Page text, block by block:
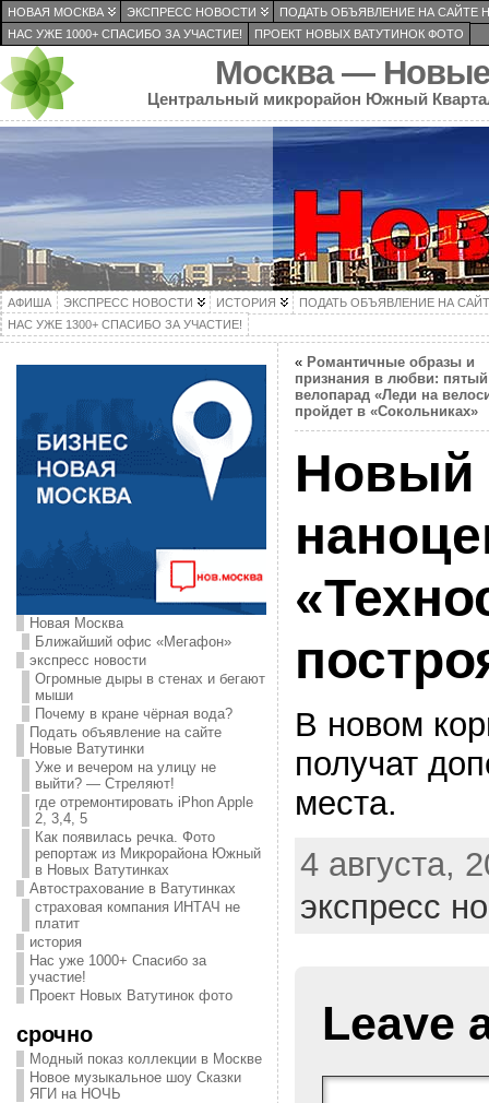
НОВАЯ МОСКВА ЭКСПРЕСС НОВОСТИ
ПОДАТЬ ОБЪЯВЛЕНИЕ НА САЙТЕ
НАС УЖЕ 1000+ СПАСИБО ЗА УЧАСТИЕ!
ПРОЕКТ НОВЫХ ВАТУТИНОК ФОТО
Москва — Новые
Центральный микрорайон Южный
АФИША ЭКСПРЕСС НОВОСТИ ИСТОРИЯ
ПОДАТЬ ОБЪЯВЛЕНИЕ НА
НАС УЖЕ 1300+ СПАСИБО ЗА УЧАСТИЕ!
Новая Москва
Ближайший офис «Мегафон»
экспресс новости
Огромные дыры в стенах и бегают
мыши
Почему в кране чёрная вода?
Подать объявление на сайте
Новые Ватутинки
Уже и вечером на улицу не
выйти? — Стреляют!
где отремонтировать iPhon Apple
2, 3,4, 5
Как появилась речка. Фото
репортаж из Микрорайона Южный
в Новых Ватутинках
Автострахование в Ватутинках
страховая компания ИНТАЧ не
платит
история
Нас уже 1000+ Спасибо за
участие!
Проект Новых Ватутинок фото
срочно
Модный показ коллекции в Москве
Новое музыкальное шоу Сказки
ЯГИ на НОЧЬ
« Романтичные образы и
признания в любви: пятый
велопарад «Леди на
пройдет в «Сокольниках»
Новый
В новом
получат
места.
4 августа,
экспресс
Leave